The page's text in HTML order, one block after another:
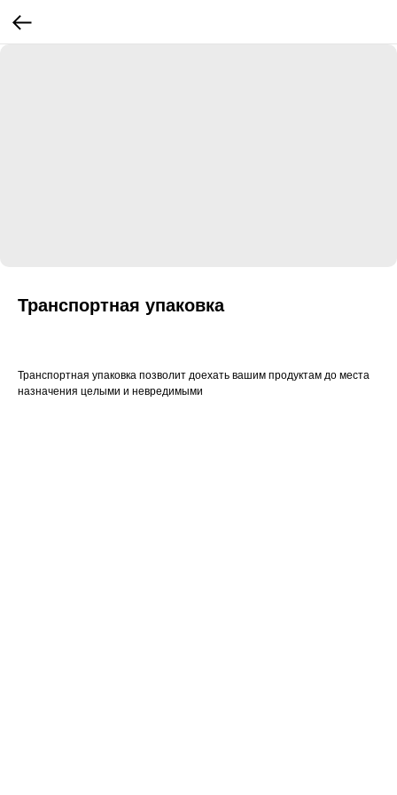
Транспортная упаковка
Транспортная упаковка позволит доехать вашим продуктам до места
назначения целыми и невредимыми